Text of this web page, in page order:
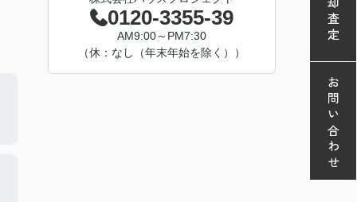
0120-3355-39
AM9:00～PM7:30
（休：なし（年末年始を除く））
お問い合わせ